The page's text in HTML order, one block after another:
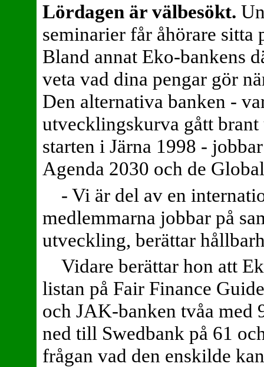
Lördagen är välbesökt.
seminarier får åhörare sitta
Bland annat Eko-bankens
veta vad dina pengar gör
Den alternativa banken -
utvecklingskurva gått brant
starten i Järna 1998 -
Agenda 2030 och de
- Vi är del av en
medlemmarna jobbar på
utveckling, berättar
Vidare berättar hon att
listan på Fair Finance
och JAK-banken tvåa med
ned till Swedbank på 61
frågan vad den enskilde